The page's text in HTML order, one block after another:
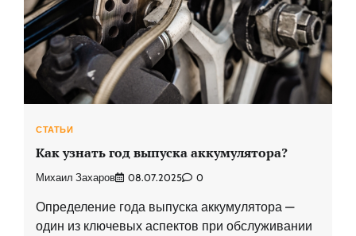
СТАТЬИ
Как узнать год выпуска аккумулятора?
Михаил Захаров 08.07.2025 0
Определение года выпуска аккумулятора —
один из ключевых аспектов при обслуживании